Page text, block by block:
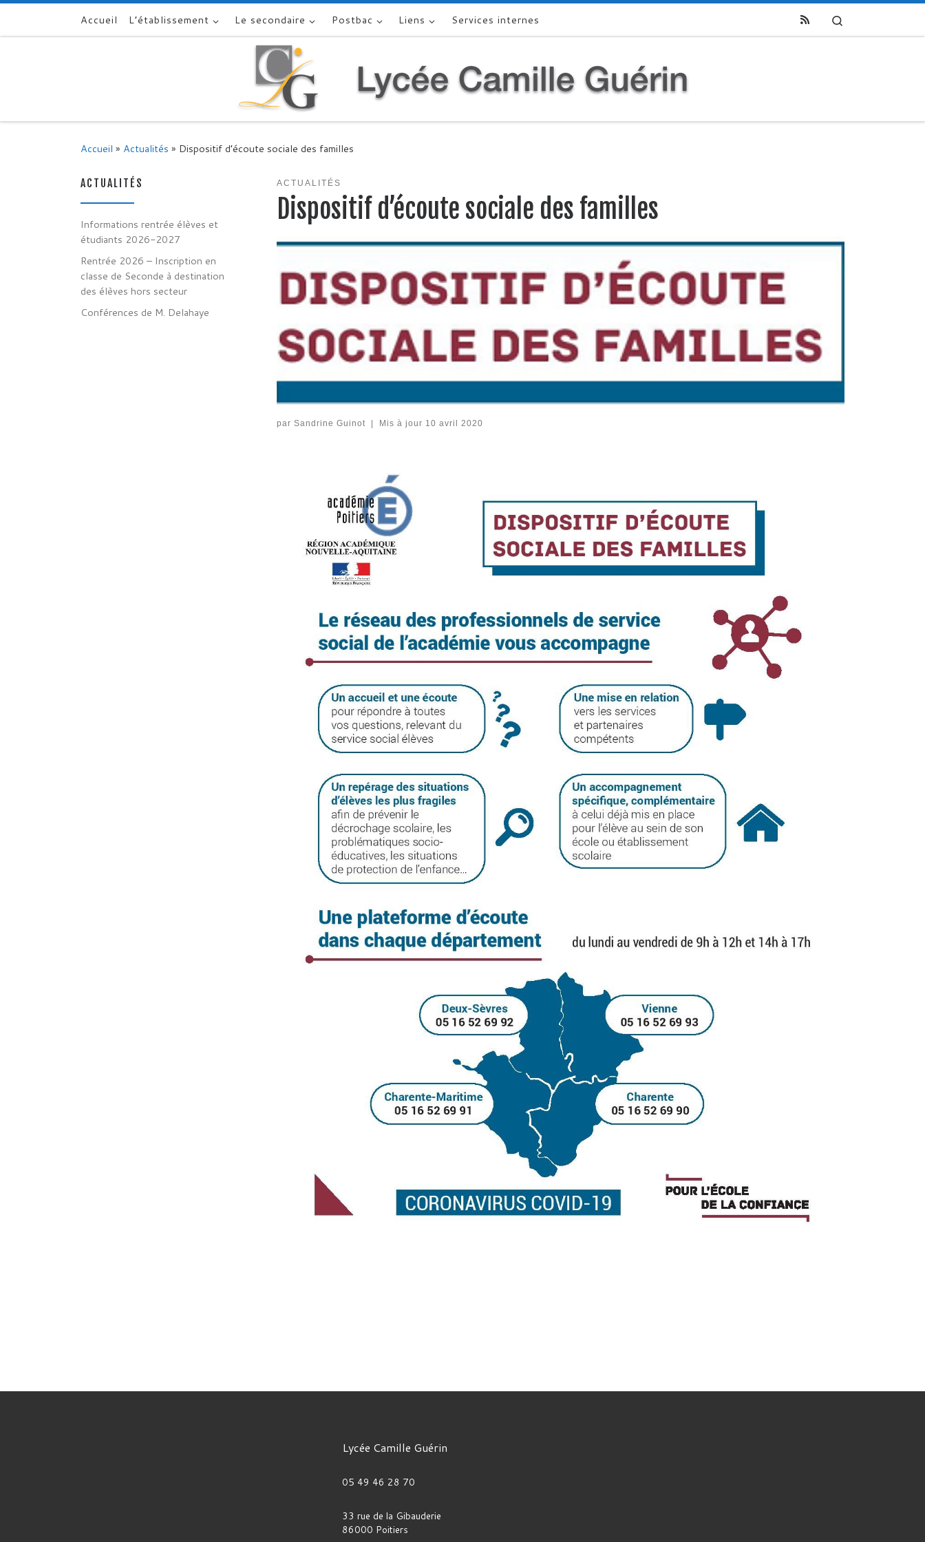
Skip to contentAccueil L’établissement Le secondaire Postbac Liens Services internes
Accueil » Actualités » Dispositif d’écoute sociale des familles
ACTUALITÉS
Dispositif d’écoute sociale des familles
par Sandrine Guinot Mis à jour 10 avril 2020
ACTUALITÉS
Informations rentrée élèves et
étudiants 2026-2027
Rentrée 2026 – Inscription en
classe de Seconde à destination
des élèves hors secteur
Conférences de M. Delahaye
Lycée Camille Guérin
05 49 46 28 70
33 rue de la Gibauderie
86000 Poitiers